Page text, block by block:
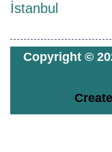
İstanbul
Copyright ©